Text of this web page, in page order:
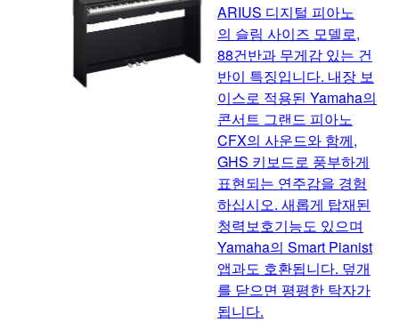
ARIUS 디지털 피아노
의 슬림 사이즈 모델로,
88건반과 무게감 있는 건
반이 특징입니다. 내장 보
이스로 적용된 Yamaha의
콘서트 그랜드 피아노
CFX의 사운드와 함께,
GHS 키보드로 풍부하게
표현되는 연주감을 경험
하십시오. 새롭게 탑재된
청력보호기능도 있으며
Yamaha의 Smart Pianist
앱과도 호환됩니다. 덮개
를 닫으면 평평한 탁자가
됩니다.